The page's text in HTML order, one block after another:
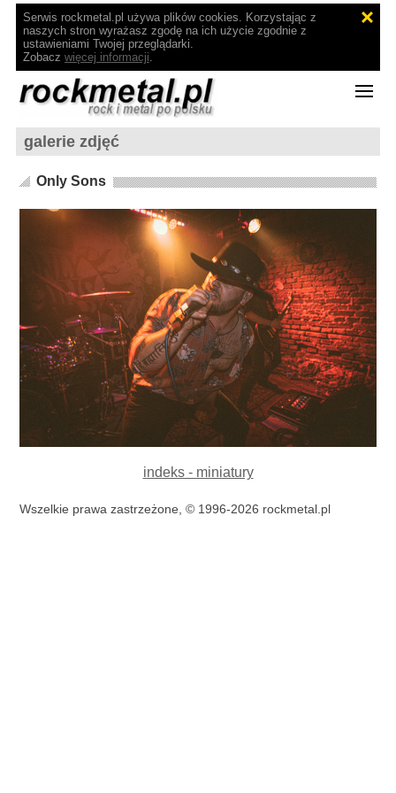
Serwis rockmetal.pl używa plików cookies. Korzystając z
naszych stron wyrażasz zgodę na ich użycie zgodnie z
ustawieniami Twojej przeglądarki.
Zobacz więcej informacji.
galerie zdjęć
Only Sons
indeks - miniatury
Wszelkie prawa zastrzeżone, © 1996-2026 rockmetal.pl